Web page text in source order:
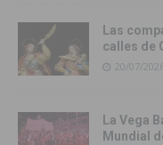
Las
calles de
20/07/
La Vega
Mundial